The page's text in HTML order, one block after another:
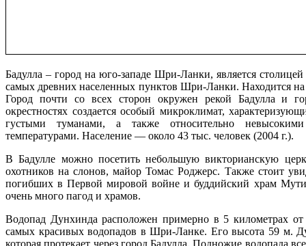
Бадулла – город на юго-западе Шри-Ланки, является
самых древних населенных пунктов Шри-Ланки. Находится
Город почти со всех сторон окружен рекой Бадулла и
окрестностях создается особый микроклимат,
густыми туманами, а также относительно
температурами. Население — около 43 тыс. человек (2004 г.).
В Бадулле можно посетить небольшую викторианскую
охотников на слонов, майор Томас Роджерс. Также стоит
погибших в Первой мировой войне и буддийский храм
очень много пагод и храмов.
Водопад Дунхинда расположен примерно в 5 километрах от
самых красивых водопадов в Шри-Ланке. Его высота 59 м.
которая протекает через город Бадулла. Подножие водопада